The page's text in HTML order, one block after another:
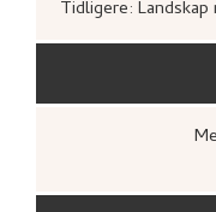
Tidligere: